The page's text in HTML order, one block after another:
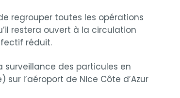
regrouper toutes les opérations
restera ouvert à la circulation
réduit.
surveillance des particules en
l’aéroport de Nice Côte d’Azur